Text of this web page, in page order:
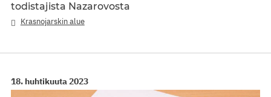
todistajista Nazarovosta
Krasnojarskin alue
18. huhtikuuta 2023